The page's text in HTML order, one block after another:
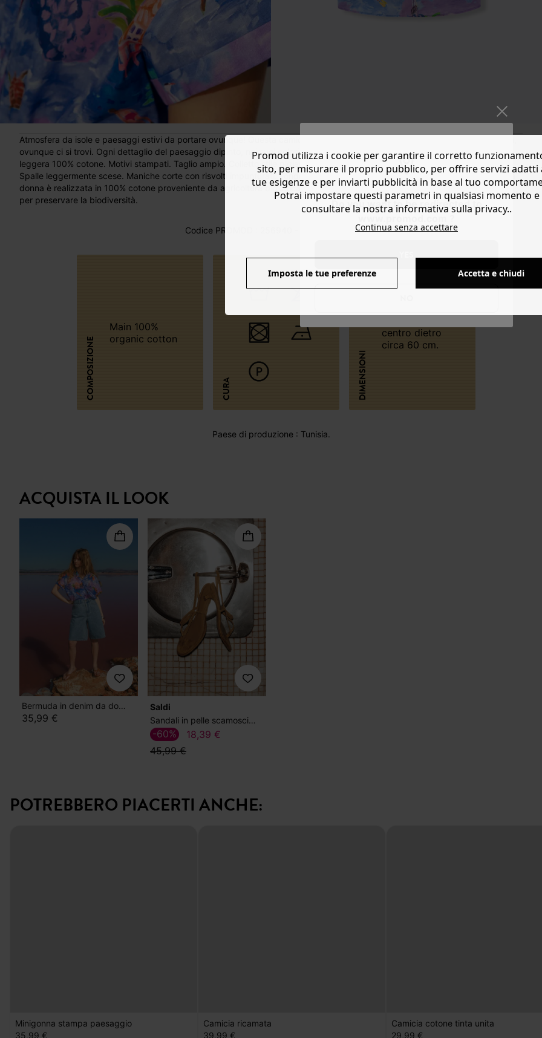
Do you want to be redirected to
Atmosfera da isole e paesaggi estivi da portare ovunque! Questa camicia a maniche corte invita a vivere in modalità vacanza,
ovunque ci si trovi. Ogni dettaglio del paesaggio dipinto, nei suoi colori estivi, regala un vero senso di evasione. Popeline
leggera 100% cotone. Motivi stampati. Taglio ampio. Colletto stile pigiama. Chiusura completamente abbottonata sul davanti.
Spalle leggermente scese. Maniche corte con risvolti impunturati. Fondo arrotondato. Finiture impunturate. Questa camicia da
donna è realizzata in 100% cotone proveniente da agricoltura biologica, coltivato senza pesticidi, fertilizzanti chimici né OGM
per preservare la biodiversità.
Codice PROMOD : 256940 - 11260849500
COMPOSIZIONE
Main 100%
organic cotton
CURA DIMENSIONI
centro dietro
circa 60 cm.
Paese di produzione : Tunisia.
ACQUISTA IL LOOK
Bermuda in denim da donna
35,99 €
Saldi
Sandali in pelle scamosciata
18,39 €
45,99 €
-60%
POTREBBERO PIACERTI ANCHE:
Promod utilizza i cookie per garantire il corretto
sito, per misurare il proprio pubblico, per offrire servizi adatti
tue esigenze e per inviarti pubblicità in base al tuo
Potrai impostare questi parametri in qualsiasi momento e
consultare la nostra informativa sulla privacy..
Continua senza accettare
Imposta le tue preferenze Accetta e chiudi